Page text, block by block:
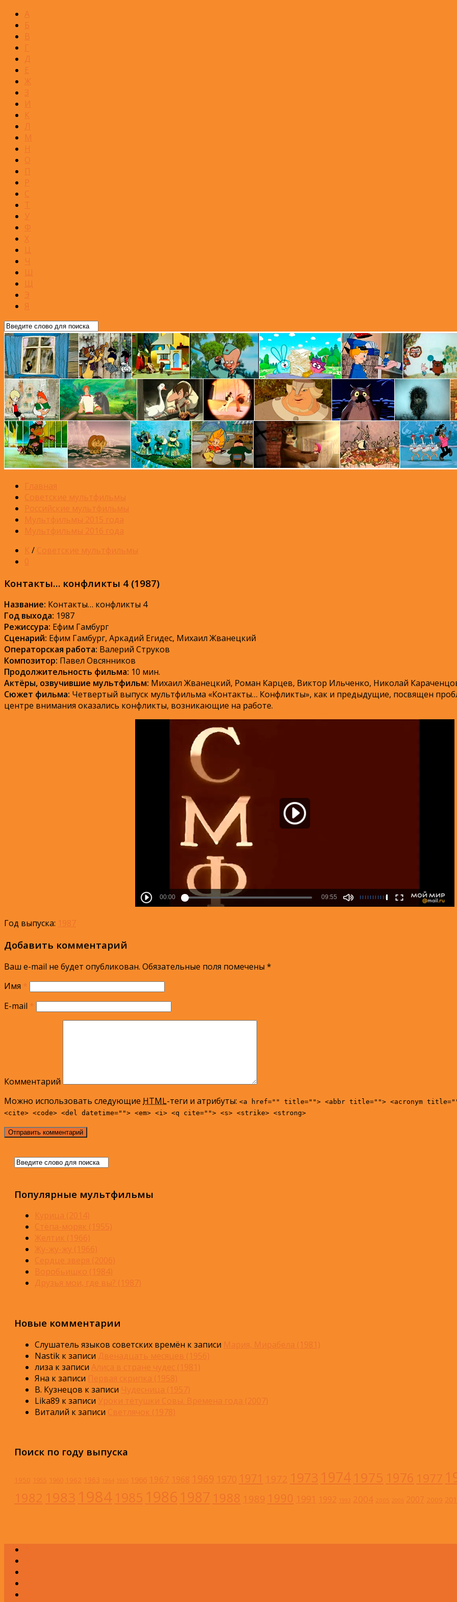
А
Б
В
Г
Д
Е
Ж
З
И
К
Л
М
Н
О
П
Р
С
Т
У
Ф
Х
Ц
Ч
Ш
Щ
Э
Я
Главная
Советские мультфильмы
Российские мультфильмы
Мультфильмы 2015 года
Мультфильмы 2016 года
К / Советские мультфильмы
0
Контакты… конфликты 4 (1987)
Название: Контакты… конфликты 4
Год выхода: 1987
Режиссура: Ефим Гамбург
Сценарий: Ефим Гамбург, Аркадий Егидес, Михаил Жванецкий
Операторская работа: Валерий Струков
Композитор: Павел Овсянников
Продолжительность фильма: 10 мин.
Актёры, озвучившие мультфильм: Михаил Жванецкий, Роман Карцев, Виктор Ильченко, Николай
Сюжет фильма: Четвертый выпуск мультфильма «Контакты… Конфликты», как и предыдущие, посвящен
центре внимания оказались конфликты, возникающие на работе.
Год выпуска: 1987
Добавить комментарий
Ваш e-mail не будет опубликован. Обязательные поля помечены *
Имя *
E-mail *
Комментарий
Можно использовать следующие HTML-теги и атрибуты: <a href="" title=""> <abbr title=""> <acronym
<cite> <code> <del datetime=""> <em> <i> <q cite=""> <s> <strike> <strong>
Популярные мультфильмы
Курица (2014)
Стёпа-моряк (1955)
Желтик (1966)
Жу-жу-жу (1966)
Сердце зверя (2006)
Воробьишко (1984)
Друзья мои, где вы? (1987)
Новые комментарии
Слушатель языков советских времён к записи Мария, Мирабела (1981)
Nastik к записи Двенадцать месяцев (1956)
лиза к записи Алиса в стране чудес (1981)
Яна к записи Первая скрипка (1958)
В. Кузнецов к записи Чудесница (1957)
Lika89 к записи Уроки тётушки Совы. Времена года (2007)
Виталий к записи Светлячок (1978)
Поиск по году выпуска
1950 1955 1960 1962 1963 1964 1965 1966 1967 1968 1969 1970 1971 1972 1973 1974 1975 1976 1977
1982 1983 1984 1985 1986 1987 1988 1989 1990 1991 1992 1993 2004 2005 2006 2007 2009